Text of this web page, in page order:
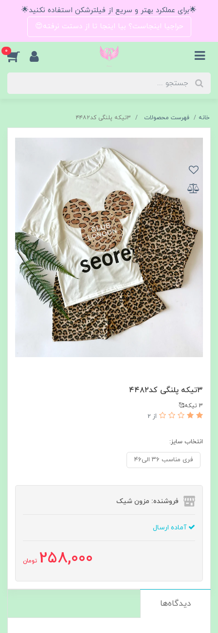
🌟برای عملکرد بهتر و سریع از فیلترشکن استفاده نکنید🌟
حراجیا اینجاست؟ بیا اینجا تا از دستت نرفته😍
0
خانه فهرست محصولات ۳تیکه پلنگی کد۴۴۸۲
۳تیکه پلنگی کد۴۴۸۲
3 تیکه🥰
از 2
انتخاب سایز:
فری مناسب ۳۶ الی۴۶
فروشنده: مزون شیک
آماده ارسال
258,000 تومان
دیدگاه‌ها